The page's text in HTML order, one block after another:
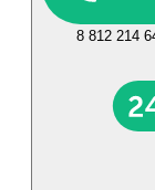
8 812 214